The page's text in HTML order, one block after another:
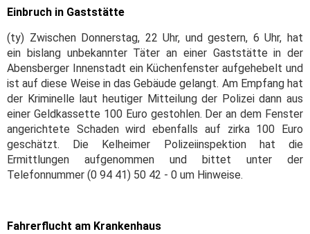
Einbruch in Gaststätte
(ty) Zwischen Donnerstag, 22 Uhr, und gestern, 6 Uhr, hat
ein bislang unbekannter Täter an einer Gaststätte in der
Abensberger Innenstadt ein Küchenfenster aufgehebelt und
ist auf diese Weise in das Gebäude gelangt. Am Empfang hat
der Kriminelle laut heutiger Mitteilung der Polizei dann aus
einer Geldkassette 100 Euro gestohlen. Der an dem Fenster
angerichtete Schaden wird ebenfalls auf zirka 100 Euro
geschätzt. Die Kelheimer Polizeiinspektion hat die
Ermittlungen aufgenommen und bittet unter der
Telefonnummer (0 94 41) 50 42 - 0 um Hinweise.
Fahrerflucht am Krankenhaus